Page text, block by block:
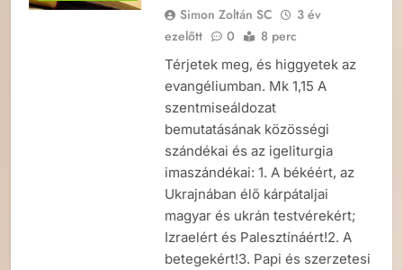
Simon Zoltán SC
3 év
ezelőtt
0 8 perc
Térjetek meg, és higgyetek az
evangéliumban. Mk 1,15 A
szentmiseáldozat
bemutatásának közösségi
szándékai és az igeliturgia
imaszándékai: 1. A békéért, az
Ukrajnában élő kárpátaljai
magyar és ukrán testvérekért;
Izraelért és Palesztínáért!2. A
betegekért!3. Papi és szerzetesi